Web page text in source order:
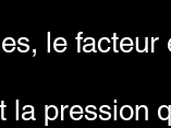
le
la pression